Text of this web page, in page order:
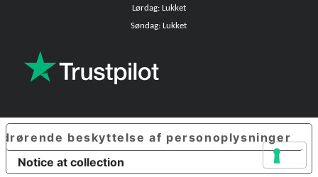
Lørdag: Lukket
Søndag: Lukket
Notice at collection
beskyttelse af personoplysninger